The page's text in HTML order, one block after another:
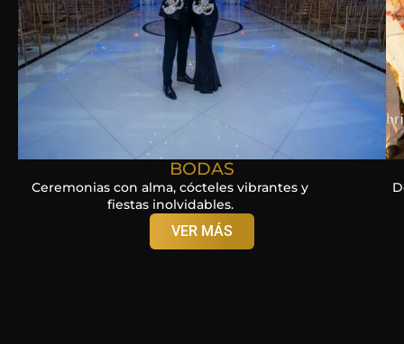
BODAS
Ceremonias con alma, cócteles vibrantes y
fiestas inolvidables.
VER MÁS